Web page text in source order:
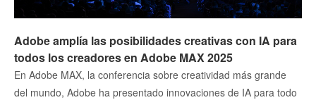
Adobe amplía las posibilidades creativas con IA para
todos los creadores en Adobe MAX 2025
En Adobe MAX, la conferencia sobre creatividad más grande
del mundo, Adobe ha presentado innovaciones de IA para todo